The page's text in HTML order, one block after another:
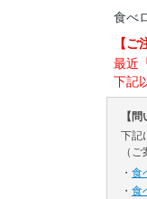
食べ
【ご
最近
下記
【
下記
（
・ 食
・ 食